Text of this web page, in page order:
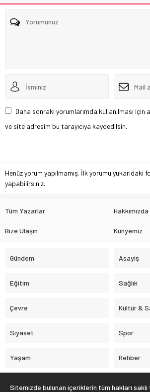
Daha sonraki yorumlarımda kullanılması
ve site adresim bu tarayıcıya kaydedilsin.
Henüz yorum yapılmamış. İlk yorumu yukarıdaki
yapabilirsiniz.
Tüm Yazarlar Hakkımızda
Bize Ulaşın Künyemiz
Gündem Asayiş
Eğitim Sağlık
Çevre Kültür &
Siyaset Spor
Yaşam Rehber
Sitemizde bulunan içeriklerin tüm hakları